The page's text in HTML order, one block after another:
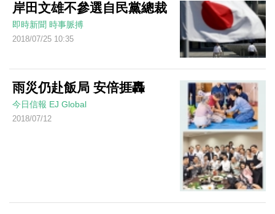
岸田文雄不參選自民黨總裁
即時新聞 時事脈搏
2018/07/25 10:35
雨災仍赴飯局 安倍捱轟
今日信報 EJ Global
2018/07/12